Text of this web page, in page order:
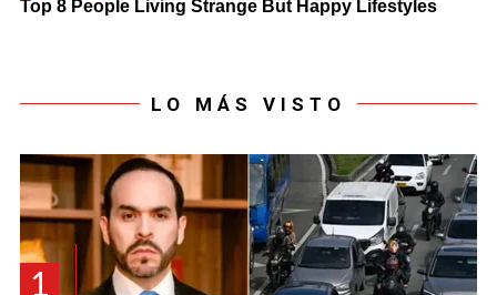
LO MÁS VISTO
1